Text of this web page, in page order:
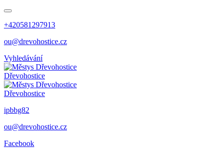
+420581297913
ou@drevohostice.cz
Vyhledávání
Dřevohostice
Dřevohostice
ipbbg82
ou@drevohostice.cz
Facebook